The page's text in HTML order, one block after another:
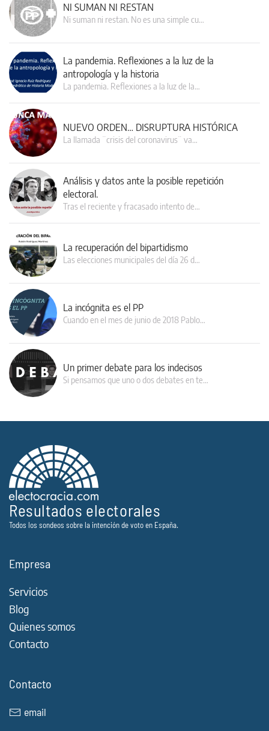
NI SUMAN NI RESTAN
Ni suman ni restan. No es una simple cu…
La pandemia. Reflexiones a la luz de la
antropología y la historia
La pandemia. Reflexiones a la luz de la…
NUEVO ORDEN… DISRUPTURA HISTÓRICA
La llamada ¨crisis del coronavirus¨ va…
Análisis y datos ante la posible repetición
electoral.
Tras el reciente y fracasado intento de…
La recuperación del bipartidismo
Las elecciones municipales del día 26 d…
La incógnita es el PP
Cuando en el mes de junio de 2018 Pablo…
Un primer debate para los indecisos
Si pensamos que uno o dos debates en te…
Resultados electorales
Todos los sondeos sobre la intención de voto en España.
Empresa
Servicios
Blog
Quienes somos
Contacto
Contacto
email